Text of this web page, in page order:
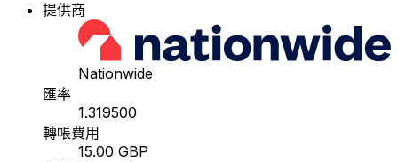
提供商
Nationwide
匯率
1.319500
轉帳費用
15.00 GBP